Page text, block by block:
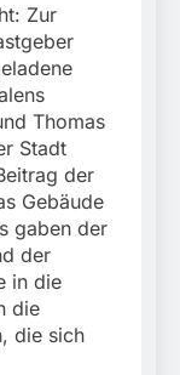
Zur
Thomas
Stadt
der
Gebäude
gaben der
der
in die
die
die sich